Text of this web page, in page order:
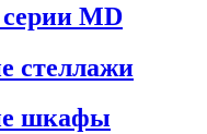
MD
стеллажи
шкафы